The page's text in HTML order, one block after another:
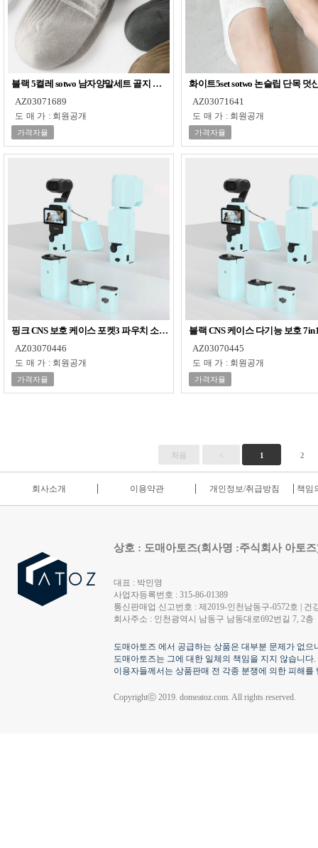
블랙 5켤레 sotwo 남자양말세트 골지 중목 남성 남성겨울양말 남성정장양말
AZ03071689
도매가 : 회원공개
가격자율
화이트5set sotwo 논슬립 단목 덧
AZ03071641
도매가 : 회원공개
가격자율
핑크 CNS 보호 케이스 포켓3 파우치 소형카메라가방 7in1
AZ03070446
도매가 : 회원공개
가격자율
블랙 CNS 케이스 다기능 보호
AZ03070445
도매가 : 회원공개
가격자율
처음 < 1 2
회사소개 이용약관 개인정보/취급방침 책임
상호 : 도매아토즈(회사명 :주식회사 아토
대표 : 박민영
사업자등록번호 : 315-86-01389
통신판매업 신고번호 : 제2019-인천남동구-0572호 | 건
회사주소 : 인천광역시 남동구 남동대로692번길 7, 2층
도매아토즈 에서 공급하는 상품은 대부분 문제가 없
도매아토즈는 그에 대한 일체의 책임을 지지 않습니다.
이용자들께서는 상품판매 전 각종 분쟁에 의한 피해
Copyrightⓒ 2019. domeatoz.com. All rights reserved.